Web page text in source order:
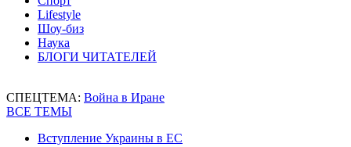
Lifestyle
Шоу-биз
Наука
БЛОГИ ЧИТАТЕЛЕЙ
СПЕЦТЕМА: Война в Иране
ВСЕ ТЕМЫ
Вступление Украины в ЕС